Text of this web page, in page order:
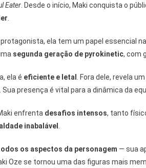
De
Tudo
O
Você
Precisa
Eater . Desde o início, Maki conquista o
ela tem um papel essencial
segunda geração de pyrokinetic, com
ela é eficiente e letal . Fora dele, revela
. Sua presença é vital para a dinâmica da
enfrenta desafios intensos, tanto
inabalável
os aspectos da personagem — sua
Oze se tornou uma das figuras mais